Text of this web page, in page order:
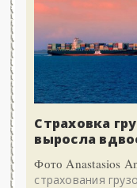
Страховка
выросла
Фото Anastasios
страхования